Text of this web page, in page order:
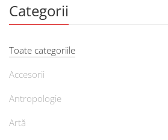
Categorii
Toate categoriile
Accesorii
Antropologie
Artă